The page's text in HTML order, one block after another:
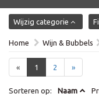
Wijzig categorie
Home Wijn & Bubbels
« 1 2 »
Sorteren op: Naam